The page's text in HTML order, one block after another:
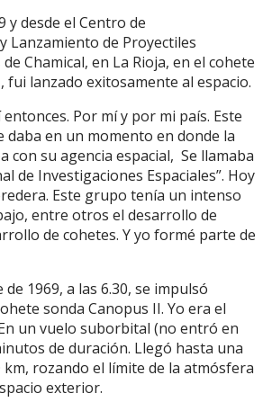
y desde el Centro de
Lanzamiento de Proyectiles
Chamical, en La Rioja, en el cohete
fui lanzado exitosamente al espacio.
Por mí y por mi país. Este
daba en un momento en donde la
con su agencia espacial, Se llamaba
de Investigaciones Espaciales”. Hoy
Este grupo tenía un intenso
entre otros el desarrollo de
de cohetes. Y yo formé parte de
de 1969, a las 6.30, se impulsó
sonda Canopus II. Yo era el
un vuelo suborbital (no entró en
de duración. Llegó hasta una
rozando el límite de la atmósfera
exterior.